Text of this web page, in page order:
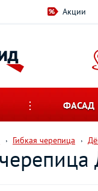
Акции
ФАСАД
Гибкая черепица